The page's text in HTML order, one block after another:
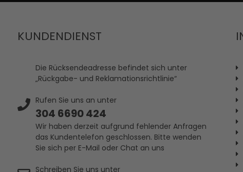
KUNDENDIENST
Die Rücksendeadresse befindet sich unter
„Rückgabe- und Reklamationsrichtlinie“
Rufen Sie uns an unter
304 6690 424
Wir haben derzeit aufgrund fehlender Anfragen
das Kundentelefon geschlossen. Bitte wenden
Sie sich per E-Mail oder Chat an uns
Schreiben Sie uns unter